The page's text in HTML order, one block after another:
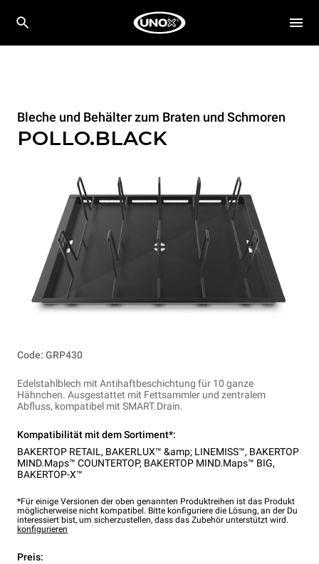
Bleche und Behälter zum Braten und Schmoren
POLLO.BLACK
Code: GRP430
Edelstahlblech mit Antihaftbeschichtung für 10 ganze
Hähnchen. Ausgestattet mit Fettsammler und zentralem
Abfluss, kompatibel mit SMART.Drain.
Kompatibilität mit dem Sortiment*:
BAKERTOP RETAIL, BAKERLUX™ &amp; LINEMISS™, BAKERTOP
MIND.Maps™ COUNTERTOP, BAKERTOP MIND.Maps™ BIG,
BAKERTOP-X™
*Für einige Versionen der oben genannten Produktreihen ist das Produkt
möglicherweise nicht kompatibel. Bitte konfiguriere die Lösung, an der Du
interessiert bist, um sicherzustellen, dass das Zubehör unterstützt wird.
konfigurieren
Preis: